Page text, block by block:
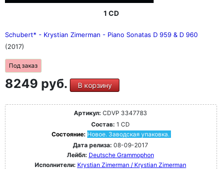
1 CD
Schubert* - Krystian Zimerman - Piano Sonatas D 959 & D 960
(2017)
Под заказ
8249 руб. В корзину
Артикул: CDVP 3347783
Состав: 1 CD
Состояние: Новое. Заводская упаковка.
Дата релиза: 08-09-2017
Лейбл: Deutsche Grammophon
Исполнители: Krystian Zimerman / Krystian Zimerman